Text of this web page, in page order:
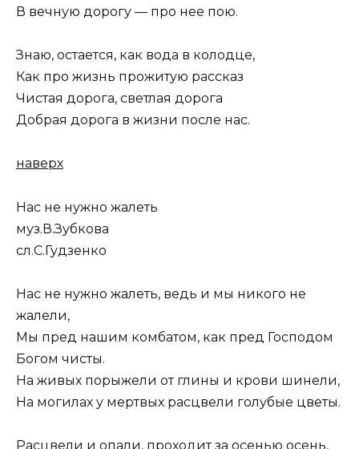
В вечную дорогу — про нее пою.
Знаю, остается, как вода в колодце,
Как про жизнь прожитую рассказ
Чистая дорога, светлая дорога
Добрая дорога в жизни после нас.
наверх
Нас не нужно жалеть
муз.В.Зубкова
сл.С.Гудзенко
Нас не нужно жалеть, ведь и мы никого не
жалели,
Мы пред нашим комбатом, как пред Господом
Богом чисты.
На живых порыжели от глины и крови шинели,
На могилах у мертвых расцвели голубые цветы.
Расцвели и опали, проходит за осенью осень,